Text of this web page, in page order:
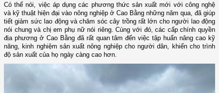
Có thể nói, việc áp dụng các phương thức sản xuất mới với công nghệ
và kỹ thuật hiện đại vào nông nghiệp ở Cao Bằng những năm qua, đã giúp
tiết giảm sức lao động và chăm sóc cây trồng rất lớn cho người lao động
nói chung và chị em phụ nữ nói riêng. Cùng với đó, các cấp chính quyền
địa phương ở Cao Bằng đã rất quan tâm đến việc tập huấn nâng cao kỹ
năng, kinh nghiệm sản xuất nông nghiệp cho người dân, khiến cho trình
độ sản xuất của họ ngày càng cao hơn.